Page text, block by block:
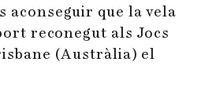
aconseguir que la vela
reconegut als Jocs
(Austràlia) el